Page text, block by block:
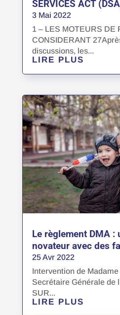
SERVICES ACT
3 Mai 2022
1 – LES MOTEURS DE
CONSIDERANT
discussions, les...
LIRE PLUS
Le règlement DMA :
novateur avec des
25 Avr 2022
Intervention de
Secrétaire Générale de
SUR...
LIRE PLUS